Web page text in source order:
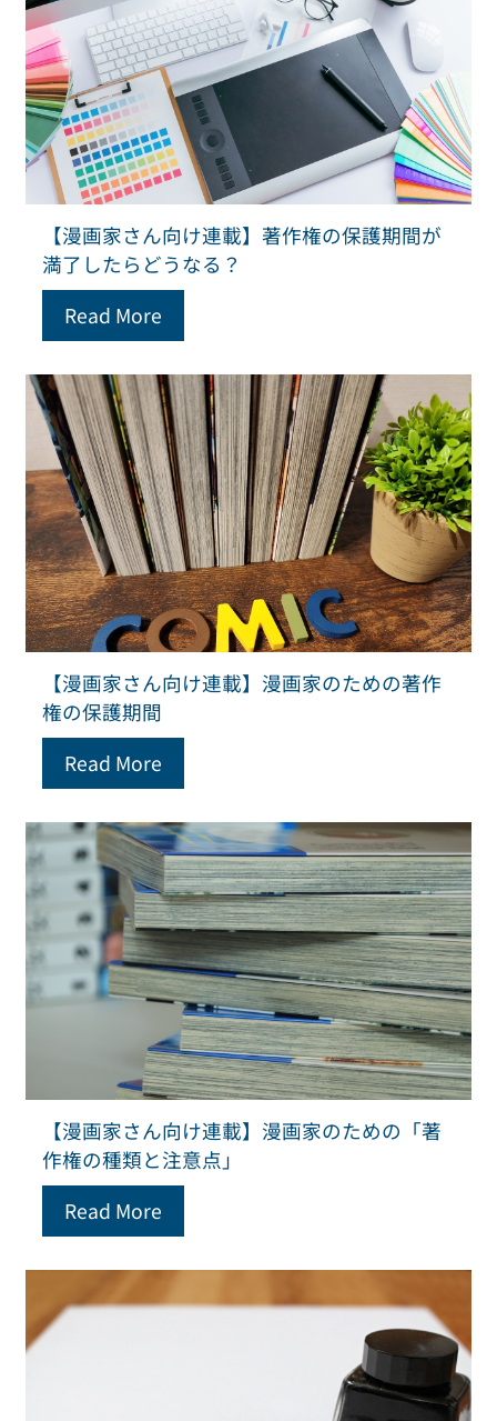
【漫画家さん向け連載】著作権の保護期間が
満了したらどうなる？
Read More
【漫画家さん向け連載】漫画家のための著作
権の保護期間
Read More
【漫画家さん向け連載】漫画家のための「著
作権の種類と注意点」
Read More